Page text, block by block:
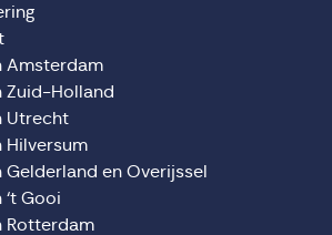
Amsterdam
Zuid-Holland
Utrecht
Hilversum
Gelderland en Overijssel
Gooi
Rotterdam